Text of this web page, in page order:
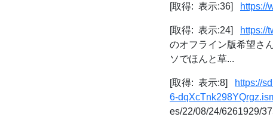
[取得: 表示:36] https://
[取得: 表示:24] https://
のオフライン版希望さ
ソでほんと草...
[取得: 表示:8]
https://
6-
es/22/08/24/6261929/